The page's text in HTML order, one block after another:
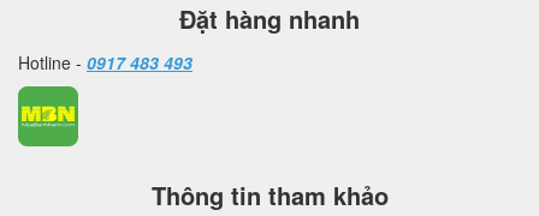
Đặt hàng nhanh
Hotline - 0917 483 493
Thông tin tham khảo